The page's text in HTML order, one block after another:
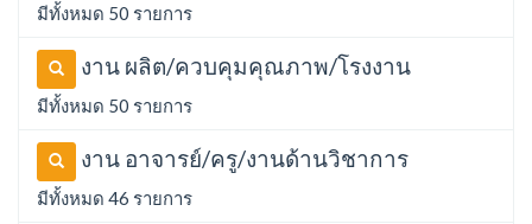
มีทั้งหมด 50 รายการ
งาน ผลิต/ควบคุมคุณภาพ/โรงงาน
มีทั้งหมด 50 รายการ
งาน อาจารย์/ครู/งานด้านวิชาการ
มีทั้งหมด 46 รายการ